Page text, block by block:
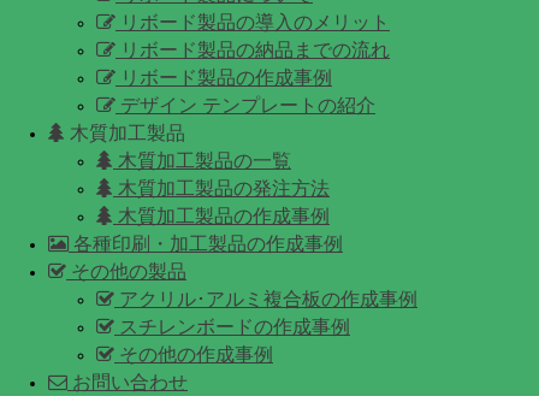
リボード製品の導入のメリット
リボード製品の納品までの流れ
リボード製品の作成事例
デザイン テンプレートの紹介
木質加工製品
木質加工製品の一覧
木質加工製品の発注方法
木質加工製品の作成事例
各種印刷・加工製品の作成事例
その他の製品
アクリル･アルミ複合板の作成事例
スチレンボードの作成事例
その他の作成事例
お問い合わせ